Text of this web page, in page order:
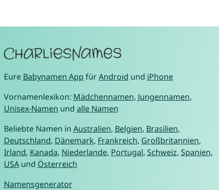
Eure Babynamen App fürAndroid und iPhone
Vornamenlexikon: Mädchennamen, Jungennamen,
Unisex-Namen und alle Namen
Beliebte Namen in Australien, Belgien, Brasilien,
Deutschland, Dänemark, Frankreich, Großbritannien,
Irland, Kanada, Niederlande, Portugal, Schweiz, Spanien,
USAund Österreich
Namensgenerator